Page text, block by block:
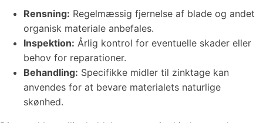
Rensning: Regelmæssig fjernelse af blade og andet
organisk materiale anbefales.
Inspektion: Årlig kontrol for eventuelle skader eller
behov for reparationer.
Behandling: Specifikke midler til zinktage kan
anvendes for at bevare materialets naturlige
skønhed.